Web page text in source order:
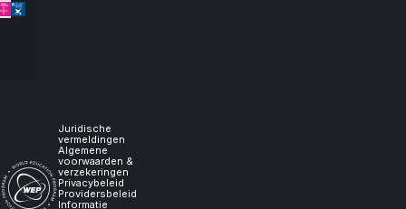
Juridische
vermeldingen
Algemene
voorwaarden &
verzekeringen
Privacybeleid
Providersbeleid
Informatie
let
it,
I